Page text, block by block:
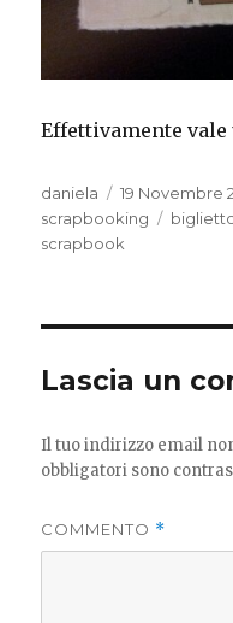
Effettivamente vale
Autore
daniela
Pubblicato
il
19 Novembre
scrapbooking
Tag
scrapbook
Lascia un
Il tuo indirizzo email
obbligatori sono
COMMENTO *